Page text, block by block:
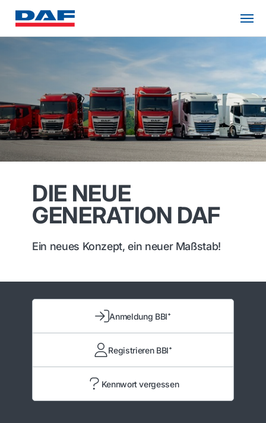
DIE NEUE
GENERATION DAF
Ein neues Konzept, ein neuer Maßstab!
Anmeldung BBI⁺
Registrieren BBI⁺
Kennwort vergessen